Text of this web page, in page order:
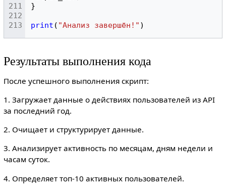
}
print ( "Анализ завершён!" )
Результаты выполнения кода
После успешного выполнения скрипт:
1. Загружает данные о действиях пользователей из API
за последний год.
2. Очищает и структурирует данные.
3. Анализирует активность по месяцам, дням недели и
часам суток.
4. Определяет топ‑10 активных пользователей.